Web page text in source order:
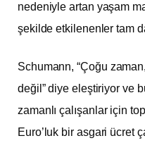
nedeniyle artan yaşam
şekilde etkilenenler tam
Schumann, “Çoğu
değil” diye eleştiriyor ve
zamanlı çalışanlar için
Euro’luk bir asgari ücret